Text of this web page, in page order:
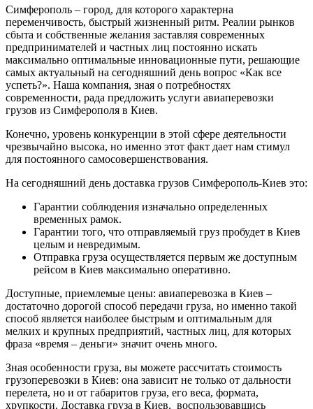
Симферополь – город, для которого характерна
переменчивость, быстрый жизненный ритм. Реалии рынков
сбыта и собственные желания заставляя современных
предпринимателей и частных лиц постоянно искать
максимально оптимальные инновационные пути, решающие
самых актуальный на сегодняшний день вопрос «Как все
успеть?». Наша компания, зная о потребностях
современности, рада предложить услуги авиаперевозки
грузов из Симферополя в Киев.
Конечно, уровень конкуренции в этой сфере деятельности
чрезвычайно высока, но именно этот факт дает нам стимул
для постоянного самосовершенствования.
На сегодняшний день доставка грузов Симферополь-Киев это:
Гарантии соблюдения изначально определенных
временных рамок.
Гарантии того, что отправляемый груз пробудет в Киев
целым и невредимым.
Отправка груза осуществляется первым же доступным
рейсом в Киев максимально оперативно.
Доступные, приемлемые цены: авиаперевозка в Киев –
достаточно дорогой способ передачи груза, но именно такой
способ является наиболее быстрым и оптимальным для
мелких и крупных предприятий, частных лиц, для которых
фраза «время – деньги» значит очень много.
Зная особенности груза, вы можете рассчитать стоимость
грузоперевозки в Киев: она зависит не только от дальности
перелета, но и от габаритов груза, его веса, формата,
хрупкости. Доставка груза в Киев, воспользовавшись